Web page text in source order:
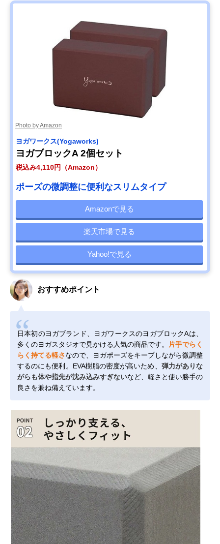
Photo by Amazon
ヨガワークス(Yogaworks)
ヨガブロックA 2個セット
税込み4,110円（Amazon）
ポーズの微調整に便利なスリムタイプ
Amazonで見る
楽天市場で見る
Yahoo!で見る
おすすめポイント
日本初のヨガブランド、ヨガワークスのヨガブロックAは、
多くのヨガスタジオで見かける人気の商品です。
片手でらく
らく持てる軽さなので、ヨガポーズをキープしながら微調整
するのにも便利。EVA樹脂の密度が高いため、 弾力がありな
がらも体や指先が沈み込みすぎないなど、軽さと使い勝手の
良さを兼ね備えています。